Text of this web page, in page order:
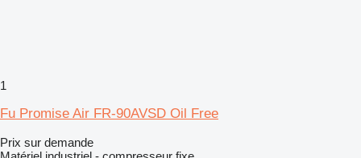
1
Fu Promise Air FR-90AVSD Oil Free
Prix sur demande